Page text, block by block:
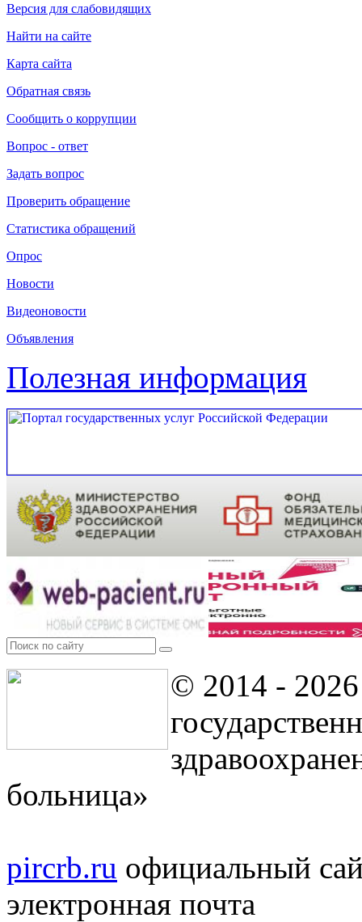
Версия для слабовидящих
Найти на сайте
Карта сайта
Обратная связь
Сообщить о коррупции
Вопрос - ответ
Задать вопрос
Проверить обращение
Статистика обращений
Опрос
Новости
Видеоновости
Объявления
Полезная информация
© 2014 -
больница»
pircrb.ru официальный
электронная почта